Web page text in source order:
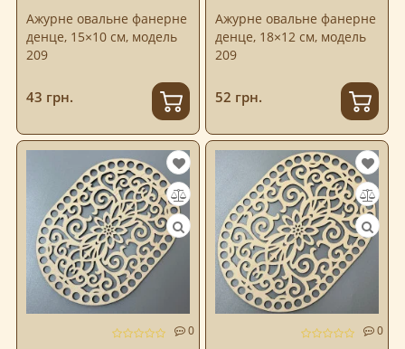
Ажурне овальне фанерне
денце, 15×10 см, модель
209
43 грн.
Ажурне овальне фанерне
денце, 18×12 см, модель
209
52 грн.
0 0